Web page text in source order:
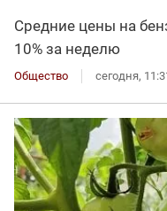
Средние цены на
10% за неделю
Общество сегодня,